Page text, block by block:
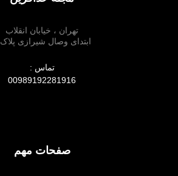
تهران ، خیابان انقلاب
ابتدای وصال شیرازی پلاک 7
تماس :
00989192281916
صفحات مهم